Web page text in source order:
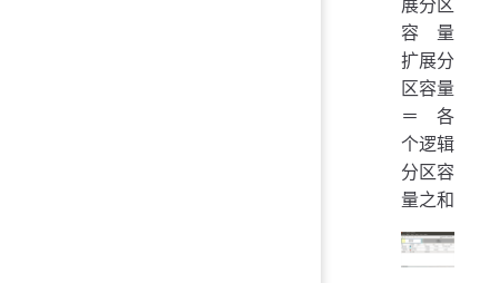
容量
扩展分
区容量
＝ 各
个逻辑
分区容
量之和